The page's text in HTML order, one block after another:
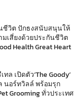
นชีวิต ปักธงสนับสนุนให้
เสี่ยงด้วยประกันชีวิต
Health Great Heart
ล เปิดตัว‘The Goody’
นอร์ทวิลล์ พร้อมรุก
Grooming ทั่วประเทศ